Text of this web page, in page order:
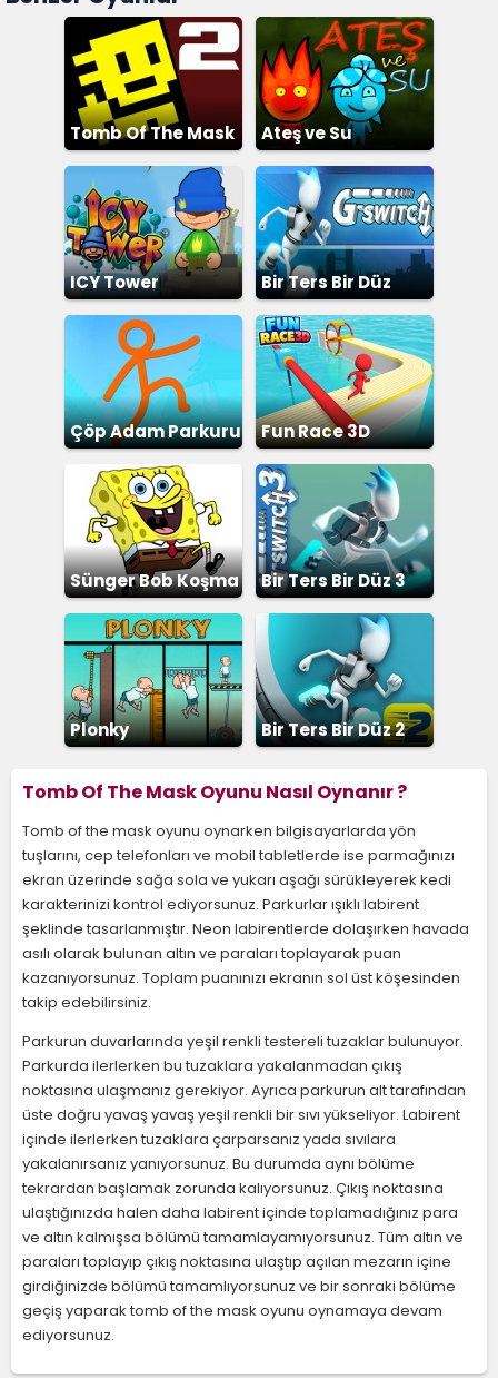
Tomb Of The Mask
2
Ateş ve Su
ICY Tower Bir Ters Bir Düz
Çöp Adam Parkuru Fun Race 3D
Sünger Bob Koşma Bir Ters Bir Düz 3
Plonky Bir Ters Bir Düz 2
Tomb Of The Mask Oyunu Nasıl Oynanır ?
Tomb of the mask oyunu oynarken bilgisayarlarda yön
tuşlarını, cep telefonları ve mobil tabletlerde ise parmağınızı
ekran üzerinde sağa sola ve yukarı aşağı sürükleyerek kedi
karakterinizi kontrol ediyorsunuz. Parkurlar ışıklı labirent
şeklinde tasarlanmıştır. Neon labirentlerde dolaşırken havada
asılı olarak bulunan altın ve paraları toplayarak puan
kazanıyorsunuz. Toplam puanınızı ekranın sol üst köşesinden
takip edebilirsiniz.
Parkurun duvarlarında yeşil renkli testereli tuzaklar bulunuyor.
Parkurda ilerlerken bu tuzaklara yakalanmadan çıkış
noktasına ulaşmanız gerekiyor. Ayrıca parkurun alt tarafından
üste doğru yavaş yavaş yeşil renkli bir sıvı yükseliyor. Labirent
içinde ilerlerken tuzaklara çarparsanız yada sıvılara
yakalanırsanız yanıyorsunuz. Bu durumda aynı bölüme
tekrardan başlamak zorunda kalıyorsunuz. Çıkış noktasına
ulaştığınızda halen daha labirent içinde toplamadığınız para
ve altın kalmışsa bölümü tamamlayamıyorsunuz. Tüm altın ve
paraları toplayıp çıkış noktasına ulaştıp açılan mezarın içine
girdiğinizde bölümü tamamlıyorsunuz ve bir sonraki bölüme
geçiş yaparak tomb of the mask oyunu oynamaya devam
ediyorsunuz.